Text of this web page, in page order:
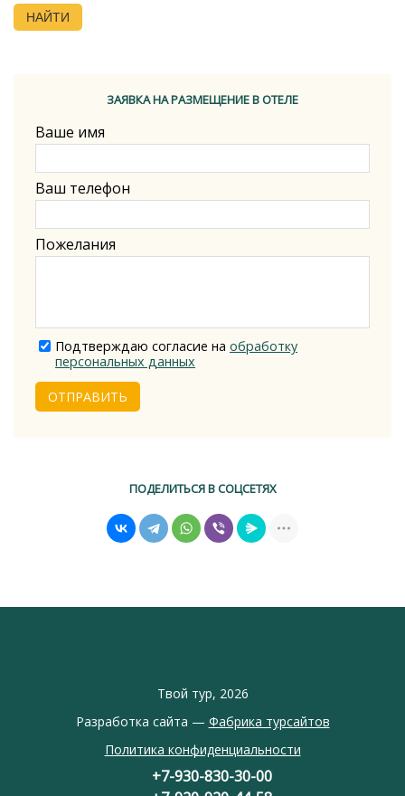
НАЙТИ
ЗАЯВКА НА РАЗМЕЩЕНИЕ В ОТЕЛЕ
Ваше имя
Ваш телефон
Пожелания
Подтверждаю согласие на обработку
персональных данных
ОТПРАВИТЬ
ПОДЕЛИТЬСЯ В СОЦСЕТЯХ
Твой тур, 2026
Разработка сайта — Фабрика турсайтов
Политика конфиденциальности
+7-930-830-30-00